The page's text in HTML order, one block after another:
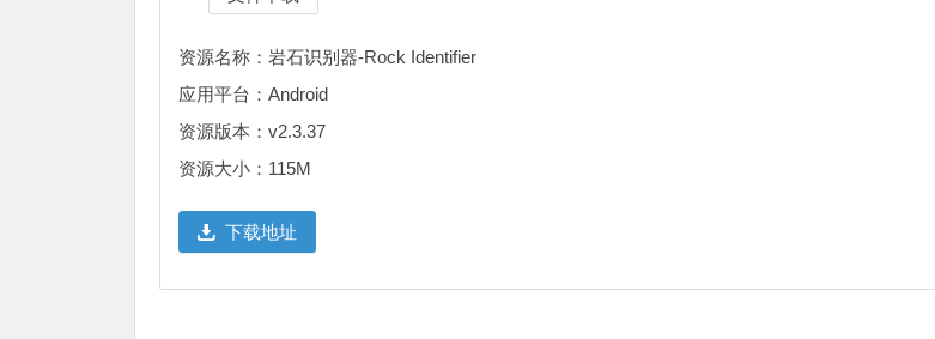
资源名称：岩石识别器-Rock Identifier
应用平台：Android
资源版本：v2.3.37
资源大小：115M
下载地址